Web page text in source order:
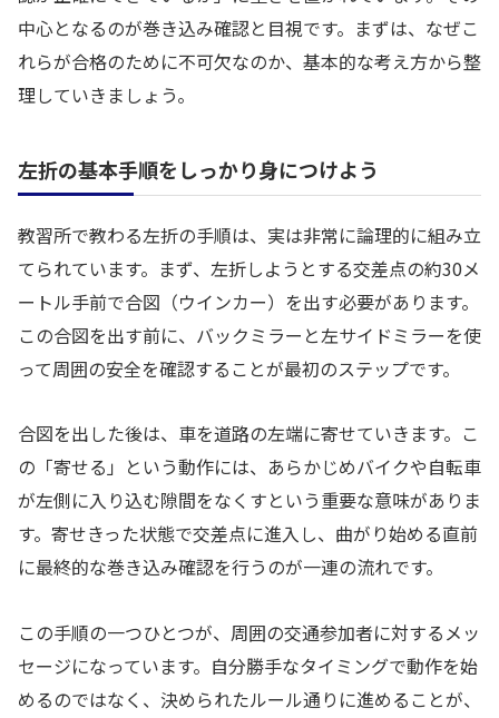
中心となるのが巻き込み確認と目視です。まずは、なぜこ
れらが合格のために不可欠なのか、基本的な考え方から整
理していきましょう。
左折の基本手順をしっかり身につけよう
教習所で教わる左折の手順は、実は非常に論理的に組み立
てられています。まず、左折しようとする交差点の約30メ
ートル手前で合図（ウインカー）を出す必要があります。
この合図を出す前に、バックミラーと左サイドミラーを使
って周囲の安全を確認することが最初のステップです。
合図を出した後は、車を道路の左端に寄せていきます。こ
の「寄せる」という動作には、あらかじめバイクや自転車
が左側に入り込む隙間をなくすという重要な意味がありま
す。寄せきった状態で交差点に進入し、曲がり始める直前
に最終的な巻き込み確認を行うのが一連の流れです。
この手順の一つひとつが、周囲の交通参加者に対するメッ
セージになっています。自分勝手なタイミングで動作を始
めるのではなく、決められたルール通りに進めることが、